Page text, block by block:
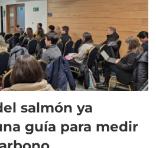
salmón ya
guía para medir